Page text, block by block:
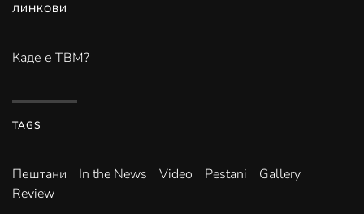
ЛИНКОВИ
Каде е ТВМ?
TAGS
Пештани In the News Video Pestani
Gallery
Review